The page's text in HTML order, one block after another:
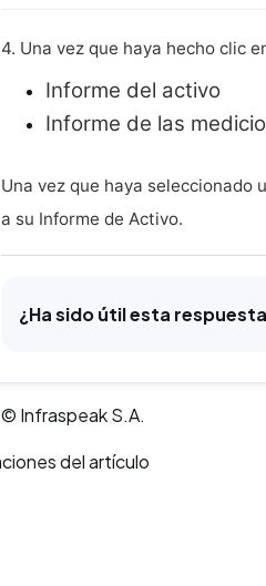
4. Una vez que haya hecho clic
Informe del activo
Informe de las
Una vez que haya seleccionado
a su Informe de Activo.
¿Ha sido útil esta
© Infraspeak S.A.